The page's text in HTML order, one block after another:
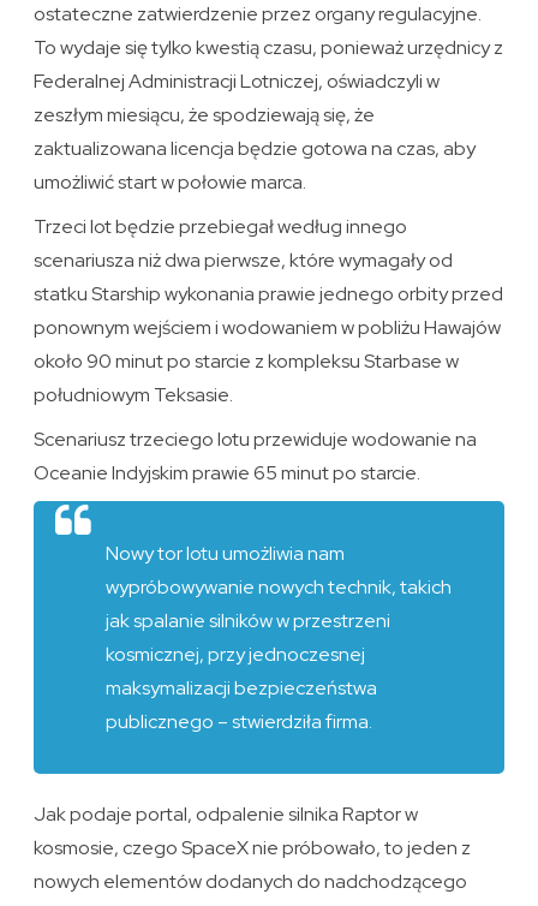
ostateczne zatwierdzenie przez organy regulacyjne.
To wydaje się tylko kwestią czasu, ponieważ urzędnicy z
Federalnej Administracji Lotniczej, oświadczyli w
zeszłym miesiącu, że spodziewają się, że
zaktualizowana licencja będzie gotowa na czas, aby
umożliwić start w połowie marca.
Trzeci lot będzie przebiegał według innego
scenariusza niż dwa pierwsze, które wymagały od
statku Starship wykonania prawie jednego orbity przed
ponownym wejściem i wodowaniem w pobliżu Hawajów
około 90 minut po starcie z kompleksu Starbase w
południowym Teksasie.
Scenariusz trzeciego lotu przewiduje wodowanie na
Oceanie Indyjskim prawie 65 minut po starcie.
Nowy tor lotu umożliwia nam
wypróbowywanie nowych technik, takich
jak spalanie silników w przestrzeni
kosmicznej, przy jednoczesnej
maksymalizacji bezpieczeństwa
publicznego – stwierdziła firma.
Jak podaje portal, odpalenie silnika Raptor w
kosmosie, czego SpaceX nie próbowało, to jeden z
nowych elementów dodanych do nadchodzącego